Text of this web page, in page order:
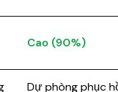
Cao (90%)
Dự phòng phục